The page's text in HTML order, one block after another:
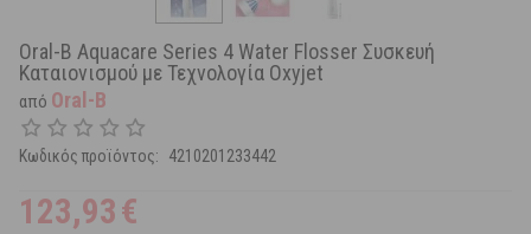
Oral-B Aquacare Series 4 Water Flosser Συσκευή
Καταιονισμού με Τεχνολογία Oxyjet
από Oral-B
Κωδικός προϊόντος: 4210201233442
123,93€